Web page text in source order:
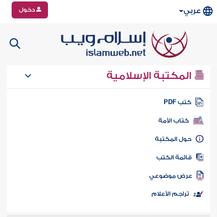
عربي دخول
المكتبة الإسلامية
كتب PDF
كتاب الأمة
المكتبة
الكتب
موضوعي